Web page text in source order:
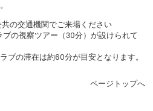
の交通機関でご来場ください
の視察ツアー（30分）が設けられて
の滞在は約60分が目安となります。
ページトップへ